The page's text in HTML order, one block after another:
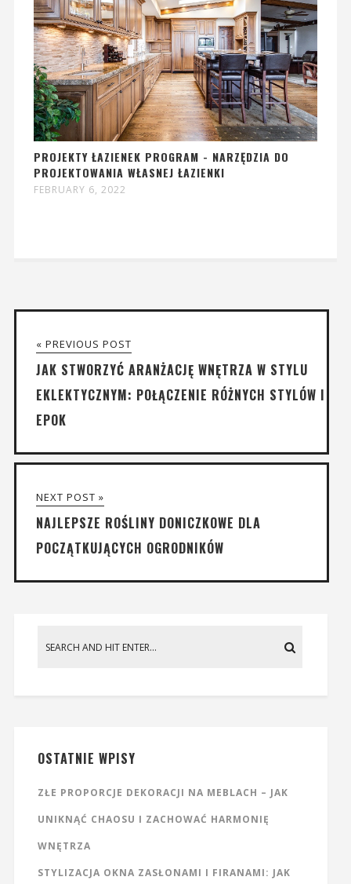
PROJEKTY ŁAZIENEK PROGRAM - NARZĘDZIA DO
PROJEKTOWANIA WŁASNEJ ŁAZIENKI
FEBRUARY 6, 2022
« PREVIOUS POST
JAK STWORZYĆ ARANŻACJĘ WNĘTRZA W STYLU
EKLEKTYCZNYM: POŁĄCZENIE RÓŻNYCH STYLÓW I
EPOK
NEXT POST »
NAJLEPSZE ROŚLINY DONICZKOWE DLA
POCZĄTKUJĄCYCH OGRODNIKÓW
OSTATNIE WPISY
ZŁE PROPORCJE DEKORACJI NA MEBLACH – JAK
UNIKNĄĆ CHAOSU I ZACHOWAĆ HARMONIĘ
WNĘTRZA
STYLIZACJA OKNA ZASŁONAMI I FIRANAMI: JAK